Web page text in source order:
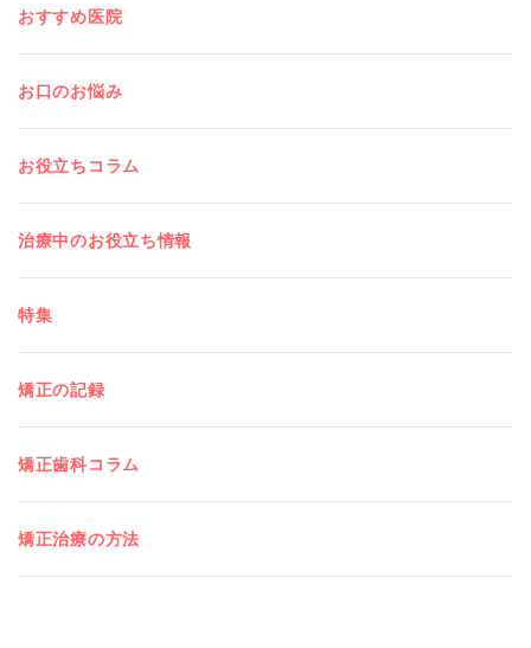
おすすめ医院
お口のお悩み
お役立ちコラム
治療中のお役立ち情報
特集
矯正の記録
矯正歯科コラム
矯正治療の方法